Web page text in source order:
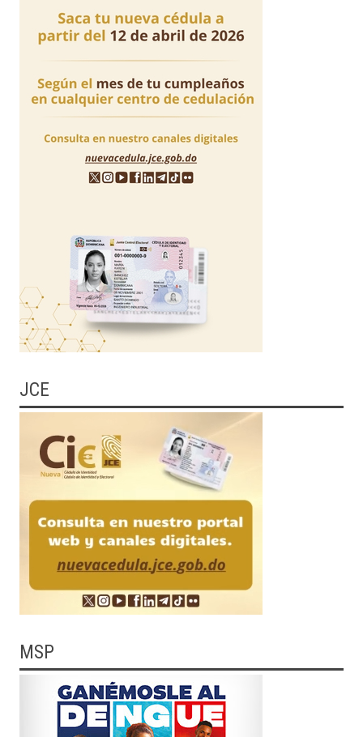
JCE
MSP